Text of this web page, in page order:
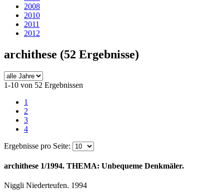
2008
2010
2011
2012
archithese (52 Ergebnisse)
1-10 von 52 Ergebnissen
1
2
3
4
Ergebnisse pro Seite:
archithese 1/1994. THEMA: Unbequeme Denkmäler.
Niggli Niederteufen. 1994